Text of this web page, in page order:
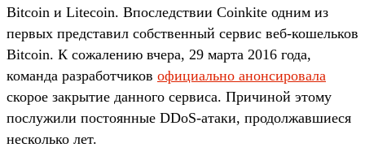
Bitcoin и Litecoin. Впоследствии Coinkite одним из
первых представил собственный сервис веб-кошельков
Bitcoin. К сожалению вчера, 29 марта 2016 года,
команда разработчиков официально анонсировала
скорое закрытие данного сервиса. Причиной этому
послужили постоянные DDoS-атаки, продолжавшиеся
несколько лет.